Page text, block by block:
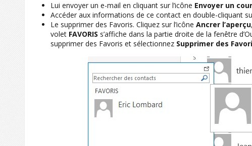
Lui envoyer un e-mail en cliquant sur l’icône Envoyer un
Accéder aux informations de ce contact en double-cliquant
Le supprimer des Favoris. Cliquez sur l’icône Ancrer l’aperçu
volet FAVORIS s’affiche dans la partie droite de la fenêtre
supprimer des Favoris et sélectionnez Supprimer des